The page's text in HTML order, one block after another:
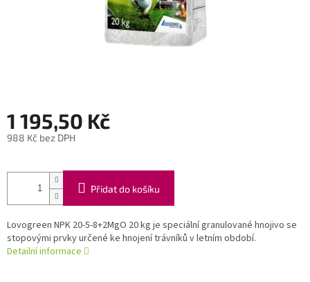
1 195,50 Kč
988 Kč bez DPH
cena:
Přidat do košíku
Lovogreen NPK 20-5-8+2MgO 20 kg je speciální granulované hnojivo se
stopovými prvky určené ke hnojení trávníků v letním období.
Detailní informace